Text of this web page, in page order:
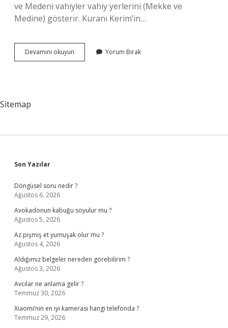
ve Medeni vahiyler vahiy yerlerini (Mekke ve
Medine) gösterir. Kuranı Kerim’in…
Devamını okuyun
I
Yorum Bırak
Sitemap
Sidebar
Son Yazılar
Döngüsel soru nedir ?
Ağustos 6, 2026
Avokadonun kabuğu soyulur mu ?
Ağustos 5, 2026
Az pişmiş et yumuşak olur mu ?
Ağustos 4, 2026
Aldığımız belgeler nereden görebilirim ?
Ağustos 3, 2026
Avcılar ne anlama gelir ?
Temmuz 30, 2026
Xiaomi’nin en iyi kamerası hangi telefonda ?
Temmuz 29, 2026